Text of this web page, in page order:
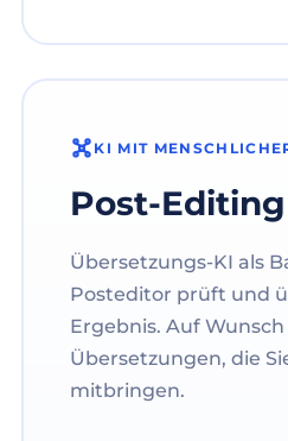
KI MIT
Post-Editing
Übersetzungs-KI als
Posteditor prüft und
Ergebnis. Auf
Übersetzungen, die
mitbringen.